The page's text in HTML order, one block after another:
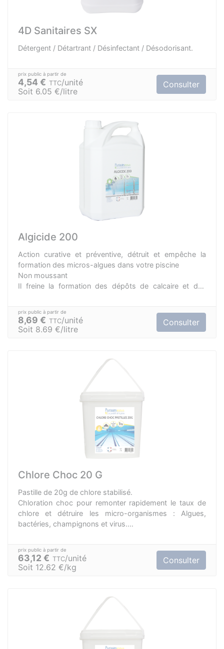
4D Sanitaires SX
Détergent / Détartrant / Désinfectant / Désodorisant.
4,54 € TTC unité
Soit 6.05 €/litre
Consulter
Algicide 200
Action curative et préventive, détruit et empêche la
formation des micros-algues dans votre piscine
Non moussant
Il freine la formation des dépôts de calcaire et des
revêtements et de filtration.
Désinfectant Algicide / Produit Biocide TP2.
8,69 € TTC unité
Soit 8.69 €/litre
Consulter
Chlore Choc 20 G
Pastille de 20g de chlore stabilisé.
Chloration choc pour remonter rapidement le taux de
chlore et détruire les micro-organismes : Algues,
bactéries, champignons et virus.
ultra-violets de la lumière du soleil.
Matière active: Symclosène à 548.80g/kg.
63,12 € TTC unité
Soit 12.62 €/kg
Consulter